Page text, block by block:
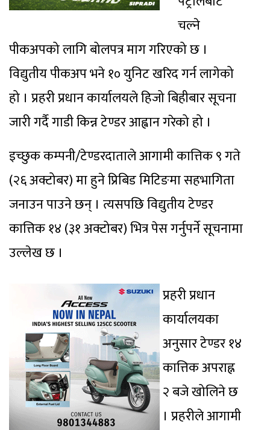
चल्ने
पीकअपको लागि बोलपत्र माग गरिएको छ ।
विद्युतीय पीकअप भने १० युनिट खरिद गर्न लागेको
हो । प्रहरी प्रधान कार्यालयले हिजो बिहीबार सूचना
जारी गर्दै गाडी किन्न टेण्डर आह्वान गरेको हो ।
इच्छुक कम्पनी/टेण्डरदाताले आगामी कात्तिक ९ गते
(२६ अक्टोबर) मा हुने प्रिबिड मिटिङमा सहभागिता
जनाउन पाउने छन् । त्यसपछि विद्युतीय टेण्डर
कात्तिक १४ (३१ अक्टोबर) भित्र पेस गर्नुपर्ने सूचनामा
उल्लेख छ ।
प्रहरी प्रधान
कार्यालयका
अनुसार टेण्डर १४
कात्तिक अपराह्न
२ बजे खोलिने छ
। प्रहरीले आगामी